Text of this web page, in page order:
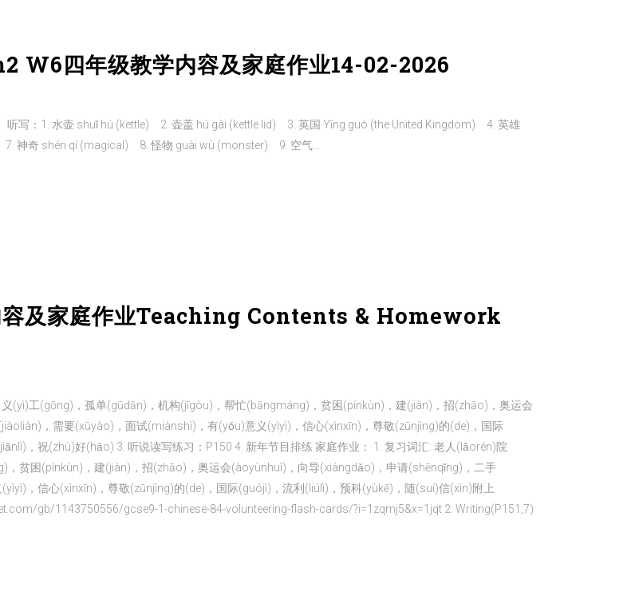
W6四年级教学内容及家庭作业14-02-2026
听写：1. 水壶 shuǐ hú (kettle) 2. 壶盖 hú gài (kettle lid) 3. 英国 Yīng guó (the United Kingdom) 4. 英雄
神奇 shén qí (magical) 8. 怪物 guài wù (monster) 9. 空气...
容及家庭作业Teaching Contents & Homework
(yì)工(gōng)，孤单(gūdān)，机构(jīgòu)，帮忙(bāngmáng)，贫困(pínkùn)，建(jiàn)，招(zhāo)，奥运会
，需要(xūyào)，面试(miànshì)，有(yǒu)意义(yìyì)，信心(xìnxīn)，尊敬(zūnjìng)的(de)，国际
，祝(zhù)好(hǎo) 3. 听说读写练习：P150 4. 新年节目排练 家庭作业： 1. 复习词汇: 老人(lǎorén)院
贫困(pínkùn)，建(jiàn)，招(zhāo)，奥运会(àoyùnhuì)，向导(xiàngdǎo)，申请(shēnqǐng)，二手
，信心(xìnxīn)，尊敬(zūnjìng)的(de)，国际(guójì)，流利(liúlì)，预科(yùkē)，随(suí)信(xìn)附上
gb/1143750556/gcse9-1-chinese-84-volunteering-flash-cards/?i=1zqmj5&x=1jqt 2. Writing(P151,7)